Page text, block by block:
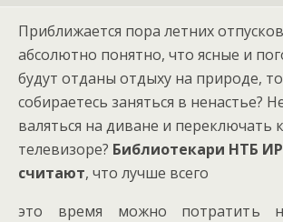
Приближается пора летних
абсолютно понятно, что ясные и
будут отданы отдыху на природе,
собираетесь заняться в ненастье?
валяться на диване и переключать
телевизоре? Библиотекари НТБ
считают, что лучше всего
это время можно потратить